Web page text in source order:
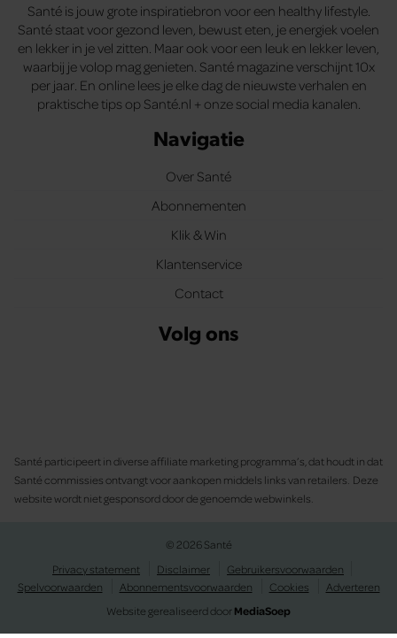
Santé is jouw grote inspiratiebron voor een healthy lifestyle.
Santé staat voor gezond leven, bewust eten, je energiek voelen
en lekker in je vel zitten. Maar ook voor een leuk en lekker leven,
waarbij je volop mag genieten. Santé magazine verschijnt 10x
per jaar. En online lees je elke dag de nieuwste verhalen en
praktische tips op Santé.nl + onze social media kanalen.
Navigatie
Over Santé
Abonnementen
Klik & Win
Klantenservice
Contact
Volg ons
Santé participeert in diverse affiliate marketing programma’s, dat houdt in dat
Santé commissies ontvangt voor aankopen middels links van retailers. Deze
website wordt niet gesponsord door de genoemde webwinkels.
© 2026 Santé
Privacy statement
Disclaimer
Gebruikersvoorwaarden
Spelvoorwaarden
Abonnementsvoorwaarden Cookies
Adverteren
Website gerealiseerd doorMediaSoep